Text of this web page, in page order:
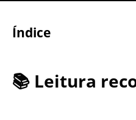
Índice
📚 Leitura